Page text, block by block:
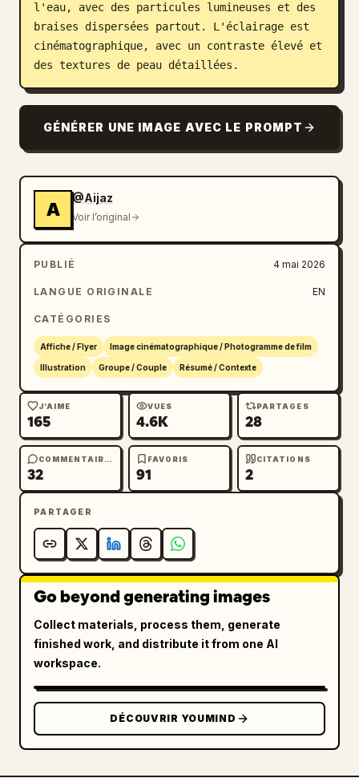
l'eau, avec des particules lumineuses et des
braises dispersées partout. L'éclairage est
cinématographique, avec un contraste élevé et
des textures de peau détaillées.
GÉNÉRER UNE IMAGE AVEC LE PROMPT
A
@Aijaz
Voir l’original
PUBLIÉ 4 mai 2026
LANGUE ORIGINALE EN
CATÉGORIES
Affiche / Flyer Image cinématographique / Photogramme de film
Illustration Groupe / Couple Résumé / Contexte
J’AIME
165
VUES
4.6K
PARTAGES
28
COMMENTAIRES
32
FAVORIS
91
CITATIONS
2
PARTAGER
Go beyond generating images
Collect materials, process them, generate
finished work, and distribute it from one AI
workspace.
DÉCOUVRIR YOUMIND